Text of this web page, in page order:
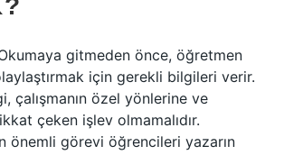
gitmeden önce, öğretmen
için gerekli bilgileri verir.
çalışmanın özel yönlerine ve
çeken işlev olmamalıdır.
önemli görevi öğrencileri yazarın